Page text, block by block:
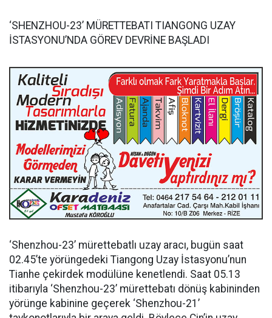
‘SHENZHOU-23’ MÜRETTEBATI TIANGONG UZAY
İSTASYONU’NDA GÖREV DEVRİNE BAŞLADI
‘Shenzhou-23’ mürettebatlı uzay aracı, bugün saat
02.45’te yörüngedeki Tiangong Uzay İstasyonu’nun
Tianhe çekirdek modülüne kenetlendi. Saat 05.13
itibarıyla ‘Shenzhou-23’ mürettebatı dönüş kabininden
yörünge kabinine geçerek ‘Shenzhou-21’